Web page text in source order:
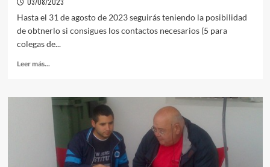
Hasta el 31 de agosto de 2023 seguirás teniendo la posibilidad
de obtnerlo si consigues los contactos necesarios (5 para
colegas de...
Leer más...